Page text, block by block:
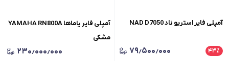
آمپلی فایر استریو ناد NAD D7050
۴۳٪ ۷۹٫۵۰۰٫۰۰۰
آمپلی فایر یاماها YAMAHA RN800A
مشکی
۲۳۰٫۰۰۰٫۰۰۰